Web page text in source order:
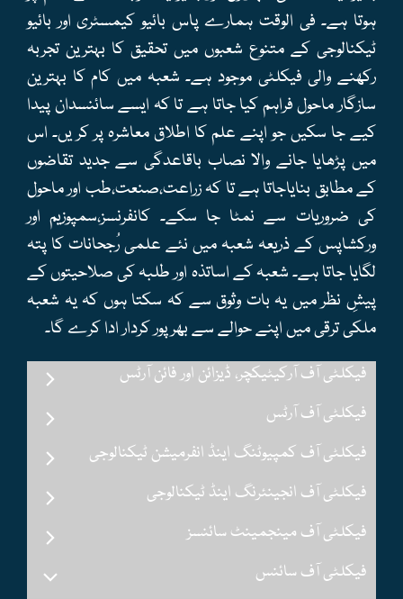
ہوتا ہے۔ فی الوقت ہمارے پاس بائیو کیمسٹری اور بائیو
ٹیکنالوجی کے متنوع شعبوں میں تحقیق کا بہترین تجربہ
رکھنے والی فیکلٹی موجود ہے۔ شعبہ میں کام کا بہترین
سازگار ماحول فراہم کیا جاتا ہے تا کہ ایسے سائنسدان پیدا
کیے جا سکیں جو اپنے علم کا اطلاق معاشرہ پر کر یں۔ اس
میں پڑھایا جانے والا نصاب باقاعدگی سے جدید تقاضوں
کے مطابق بنایاجاتا ہے تا کہ زراعت،صنعت،طب اور ماحول
کی ضروریات سے نمٹا جا سکے۔ کانفرنسز،سمپوزیم اور
ورکشاپس کے ذریعہ شعبہ میں نئے علمی رُجحانات کا پتہ
لگایا جاتا ہے۔ شعبہ کے اساتذہ اور طلبہ کی صلاحیتوں کے
پیشِ نظر میں یہ بات وثوق سے کہ سکتا ہوں کہ یہ شعبہ
ملکی ترقی میں اپنے حوالے سے بھرپور کردار ادا کرے گا۔
فیکلٹی آف آرکیٹیکچر، ڈیزائن اور فائن آرٹس
فیکلٹی آف آرٹس
فیکلٹی آف کمپیوٹنگ اینڈ انفرمیشن ٹیکنالوجی
فیکلٹی آف انجینئرنگ اینڈ ٹیکنالوجی
فیکلٹی آف مینجمینٹ سائنسز
فیکلٹی آف سائنس